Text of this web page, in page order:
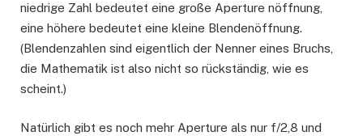
niedrige Zahl bedeutet eine große Aperture nöffnung,
eine höhere bedeutet eine kleine Blendenöffnung.
(Blendenzahlen sind eigentlich der Nenner eines Bruchs,
die Mathematik ist also nicht so rückständig, wie es
scheint.)
Natürlich gibt es noch mehr Aperture als nur f/2,8 und